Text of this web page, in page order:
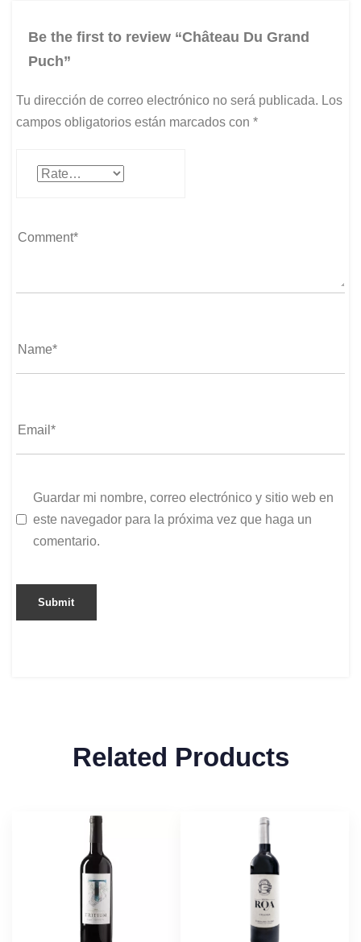
Be the first to review “Château Du Grand
Puch”
Tu dirección de correo electrónico no será publicada. Los
campos obligatorios están marcados con *
Guardar mi nombre, correo electrónico y sitio web en
este navegador para la próxima vez que haga un
comentario.
Related Products